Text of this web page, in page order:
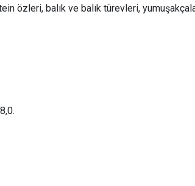
özleri, balık ve balık türevleri,